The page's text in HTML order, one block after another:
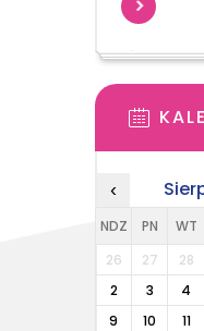
‹
NDZ PN WT
26
27 28
2
3 4
9
10 11